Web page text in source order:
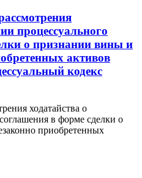
процессуального
о признании вины и
активов
кодекс
ходатайства о
в форме сделки о
приобретенных